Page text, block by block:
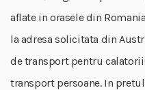
aflate in orasele din
la adresa solicitata din
de transport pentru
transport persoane. In